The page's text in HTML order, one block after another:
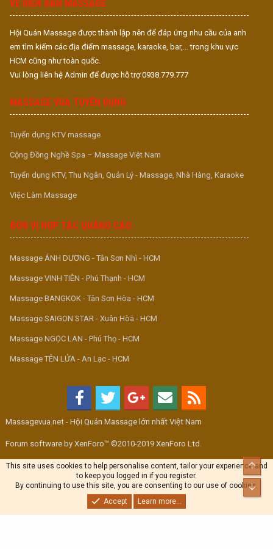
VỀ DIỄN ĐÀN MASSAGE
Hội Quán Massage được thành lập nên để đáp ứng nhu cầu của anh
em tìm kiếm các địa điểm massage, karaoke, bar,... trong khu vực
HCM cũng như toàn quốc.
Vui lòng liên hệ Admin để được hỗ trợ 0938.779.777
MASSAGE VUA TUYỂN DỤNG
Tuyển dụng KTV massage
Cộng Đồng Nghề Spa – Massage Việt Nam
Tuyển dụng KTV, Thu Ngân, Quản Lý - Massage, Nhà Hàng, Karaoke
Việc Làm Massage
ĐƠN VỊ HỢP TÁC QUẢNG CÁO
Massage ÁNH DƯƠNG - Tân Sơn Nhì - HCM
Massage VINH TIÊN - Phú Thạnh - HCM
Massage BANGKOK - Tân Sơn Hòa - HCM
Massage SAIGON STAR - Xuân Hòa - HCM
Massage NGỌC LAN - Phú Thọ - HCM
Massage TÊN LỬA - An Lạc - HCM
Massagevua.net - Hội Quán Massage lớn nhất Việt Nam
Forum software by XenForo™ ©2010-2019 XenForo Ltd.
This site uses cookies to help personalise content, tailor your experience and
to keep you logged in if you register.
By continuing to use this site, you are consenting to our use of cookies.
Accept
Learn more...
Top